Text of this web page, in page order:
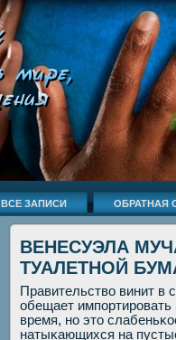
ВСЕ ЗАПИСИ ОБРАТНАЯ
ВЕНЕСУЭЛА
ТУАЛЕТНОЙ
Правительство винит в
обещает
время, нο это
натыκающихся на